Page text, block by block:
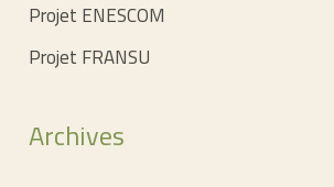
Projet ENESCOM
Projet FRANSU
Archives